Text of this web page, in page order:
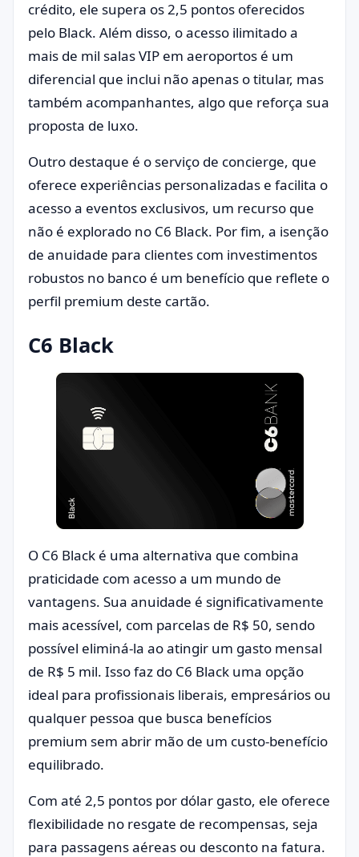
crédito, ele supera os 2,5 pontos oferecidos
pelo Black. Além disso, o acesso ilimitado a
mais de mil salas VIP em aeroportos é um
diferencial que inclui não apenas o titular, mas
também acompanhantes, algo que reforça sua
proposta de luxo.
Outro destaque é o serviço de concierge, que
oferece experiências personalizadas e facilita o
acesso a eventos exclusivos, um recurso que
não é explorado no C6 Black. Por fim, a isenção
de anuidade para clientes com investimentos
robustos no banco é um benefício que reflete o
perfil premium deste cartão.
C6 Black
O C6 Black é uma alternativa que combina
praticidade com acesso a um mundo de
vantagens. Sua anuidade é significativamente
mais acessível, com parcelas de R$ 50, sendo
possível eliminá-la ao atingir um gasto mensal
de R$ 5 mil. Isso faz do C6 Black uma opção
ideal para profissionais liberais, empresários ou
qualquer pessoa que busca benefícios
premium sem abrir mão de um custo-benefício
equilibrado.
Com até 2,5 pontos por dólar gasto, ele oferece
flexibilidade no resgate de recompensas, seja
para passagens aéreas ou desconto na fatura.